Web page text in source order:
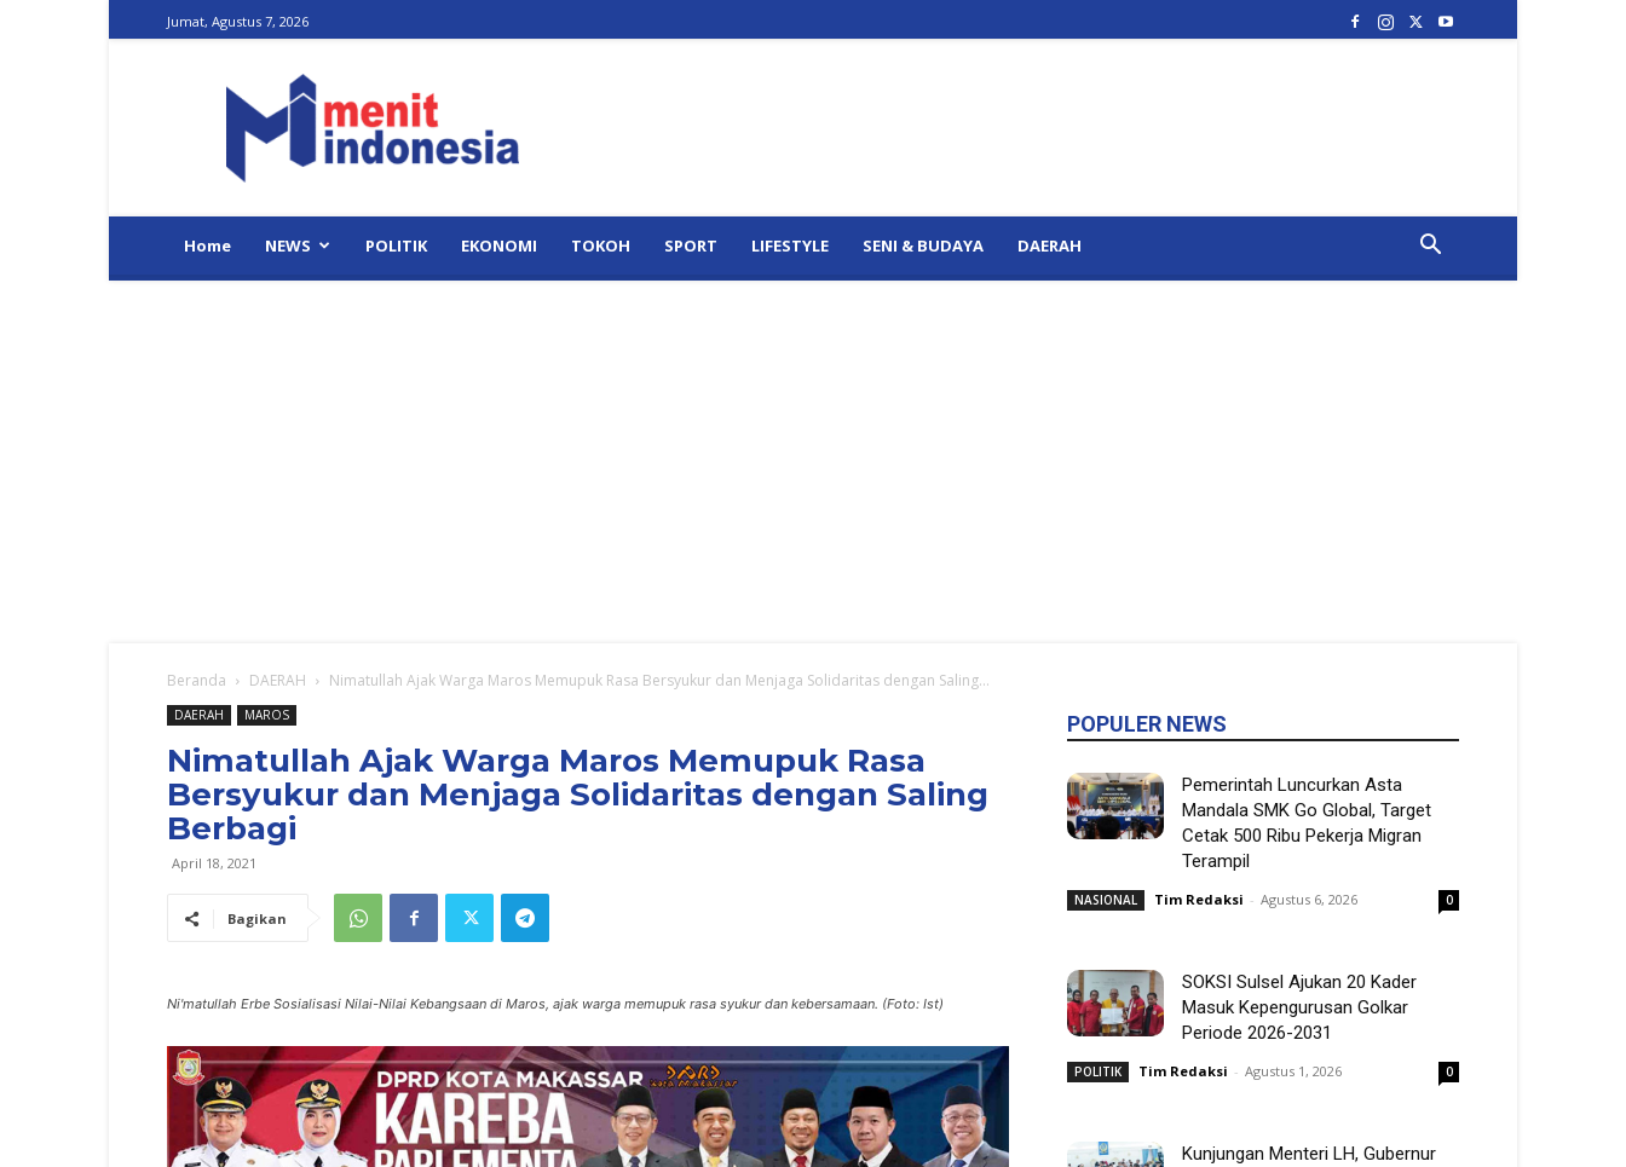
Jumat, Agustus 7, 2026
Indonesia
Home NEWS POLITIK EKONOMI TOKOH SPORT LIFESTYLE SENI & BUDAYA DAERAH
Beranda DAERAH Nimatullah Ajak Warga Maros Memupuk Rasa Bersyukur dan Menjaga Solidaritas dengan Saling...
DAERAH MAROS
Nimatullah Ajak Warga Maros Memupuk Rasa
Bersyukur dan Menjaga Solidaritas dengan Saling
Berbagi
April 18, 2021
Bagikan
Ni'matullah Erbe Sosialisasi Nilai-Nilai Kebangsaan di Maros, ajak warga memupuk rasa syukur dan kebersamaan. (Foto: Ist)
POPULER NEWS
Pemerintah Luncurkan Asta
Mandala SMK Go Global, Target
Cetak 500 Ribu Pekerja Migran
Terampil
NASIONAL Tim Redaksi - Agustus 6, 2026 0
SOKSI Sulsel Ajukan 20 Kader
Masuk Kepengurusan Golkar
Periode 2026-2031
POLITIK Tim Redaksi - Agustus 1, 2026 0
Kunjungan Menteri LH, Gubernur